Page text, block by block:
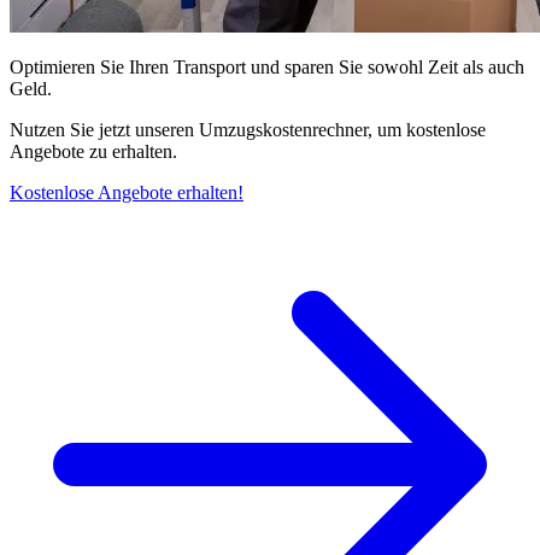
Optimieren Sie Ihren Transport und sparen Sie sowohl Zeit als auch
Geld.
Nutzen Sie jetzt unseren Umzugskostenrechner, um kostenlose
Angebote zu erhalten.
Kostenlose Angebote erhalten!